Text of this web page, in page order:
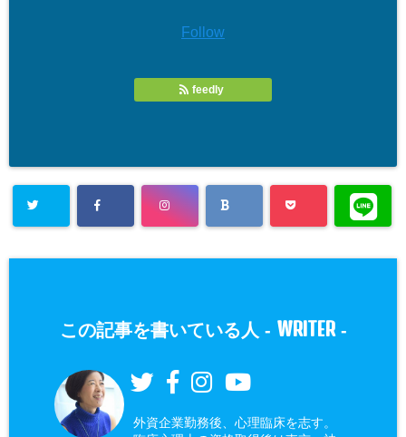
Follow
feedly
この記事を書いている人 - WRITER-
外資企業勤務後、心理臨床を志す。